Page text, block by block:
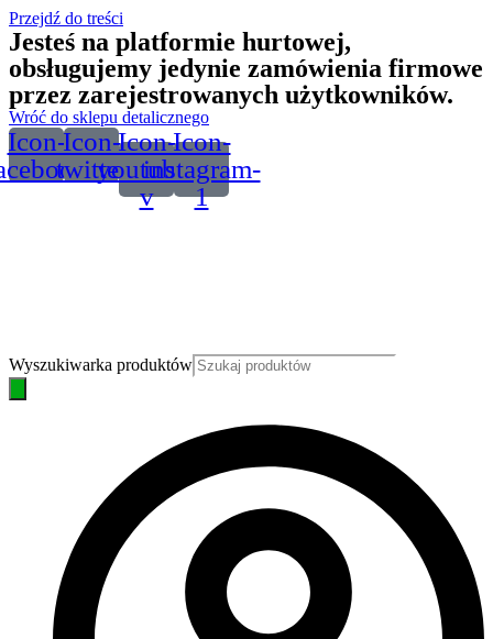
Przejdź do treści
Jesteś na platformie hurtowej,
obsługujemy jedynie zamówienia firmowe
przez zarejestrowanych użytkowników.
Wróć do sklepu detalicznego
Icon-Icon-
twitter
Icon-
youtube-
v
Icon-
instagram-
1
Wyszukiwarka produktów